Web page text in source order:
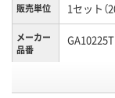
販売単位 1セット（
メーカー
品番
GA10225T